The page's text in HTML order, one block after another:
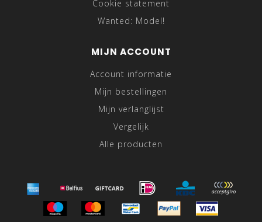
Cookie statement
Wanted: Model!
MIJN ACCOUNT
Account informatie
Mijn bestellingen
Mijn verlanglijst
Vergelijk
Alle producten